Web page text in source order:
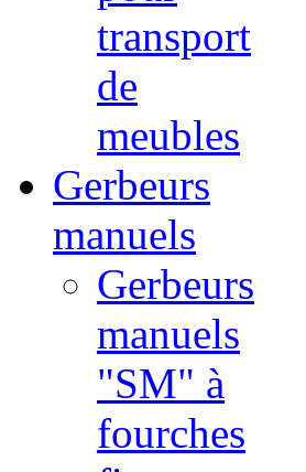
transport
de
meubles
Gerbeurs
manuels
Gerbeurs
manuels
"SM" à
fourches